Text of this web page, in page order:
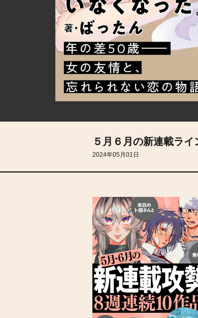
５月６月の新連載ライ
2024年05月01日